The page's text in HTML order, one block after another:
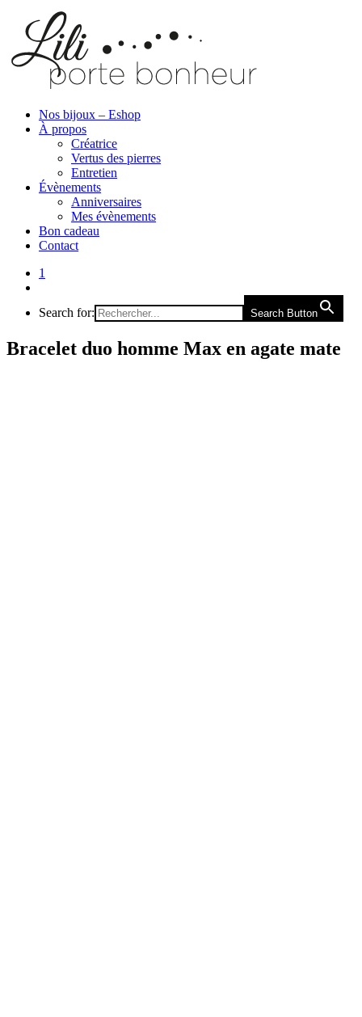
Nos bijoux – Eshop
À propos
Créatrice
Vertus des pierres
Entretien
Évènements
Anniversaires
Mes évènements
Bon cadeau
Contact
1
Search for: Search Button
Bracelet duo homme Max en agate mate